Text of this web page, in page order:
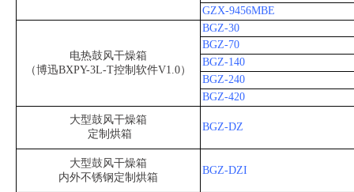
GZX-9456MBE
电热鼓风干燥箱
（博迅BXPY-3L-T控制软件V1.0）
BGZ-30
BGZ-70
BGZ-140
BGZ-240
BGZ-420
大型鼓风干燥箱
定制烘箱
BGZ-DZ
大型鼓风干燥箱
内外不锈钢定制烘箱
BGZ-DZI